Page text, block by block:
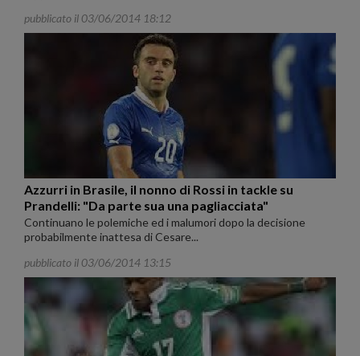
pubblicato il 03/06/2014 18:12
Azzurri in Brasile, il nonno di Rossi in tackle su
Prandelli: "Da parte sua una pagliacciata"
Continuano le polemiche ed i malumori dopo la decisione
probabilmente inattesa di Cesare...
pubblicato il 03/06/2014 13:15